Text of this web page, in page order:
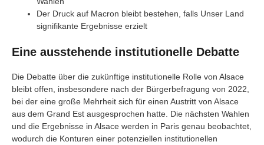
Der Druck auf Macron bleibt bestehen, falls Unser Land
signifikante Ergebnisse erzielt
Eine ausstehende institutionelle Debatte
Die Debatte über die zukünftige institutionelle Rolle von Alsace
bleibt offen, insbesondere nach der Bürgerbefragung von 2022,
bei der eine große Mehrheit sich für einen Austritt von Alsace
aus dem Grand Est ausgesprochen hatte. Die nächsten Wahlen
und die Ergebnisse in Alsace werden in Paris genau beobachtet,
wodurch die Konturen einer potenziellen institutionellen